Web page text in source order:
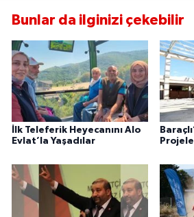
Bunlar da ilginizi çekebilir
İlk Teleferik Heyecanını Alo
Evlat’la Yaşadılar